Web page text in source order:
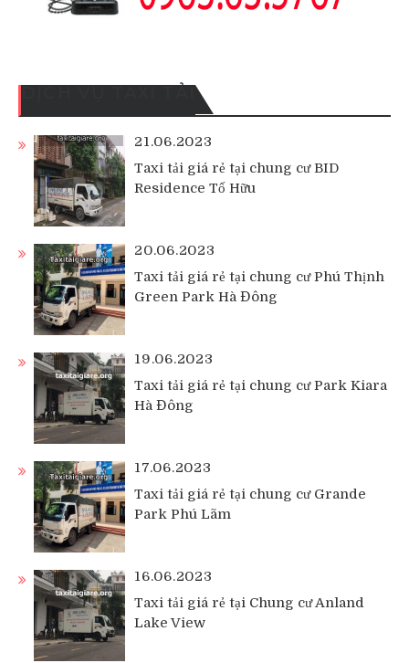
21.06.2023
Taxi tải giá rẻ tại chung cư BID
Residence Tố Hữu
20.06.2023
Taxi tải giá rẻ tại chung cư Phú Thịnh
Green Park Hà Đông
19.06.2023
Taxi tải giá rẻ tại chung cư Park Kiara
Hà Đông
17.06.2023
Taxi tải giá rẻ tại chung cư Grande
Park Phú Lãm
16.06.2023
Taxi tải giá rẻ tại Chung cư Anland
Lake View